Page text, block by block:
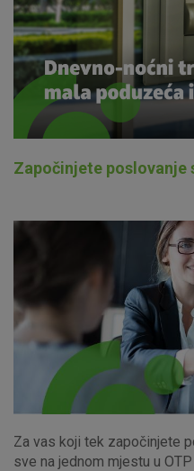
Globalna tržišta
Faktoring
O nama
Započinjete poslovanje
Za vas koji tek započinjete
sve na jednom mjestu u